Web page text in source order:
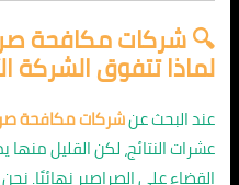
🔍 شركات مكافحة
لماذا تتفوق الشركة
عند البحث عنشركات مكافحة
عشرات النتائج، لكن القليل
القضاء على الصراصير نهائيًا.